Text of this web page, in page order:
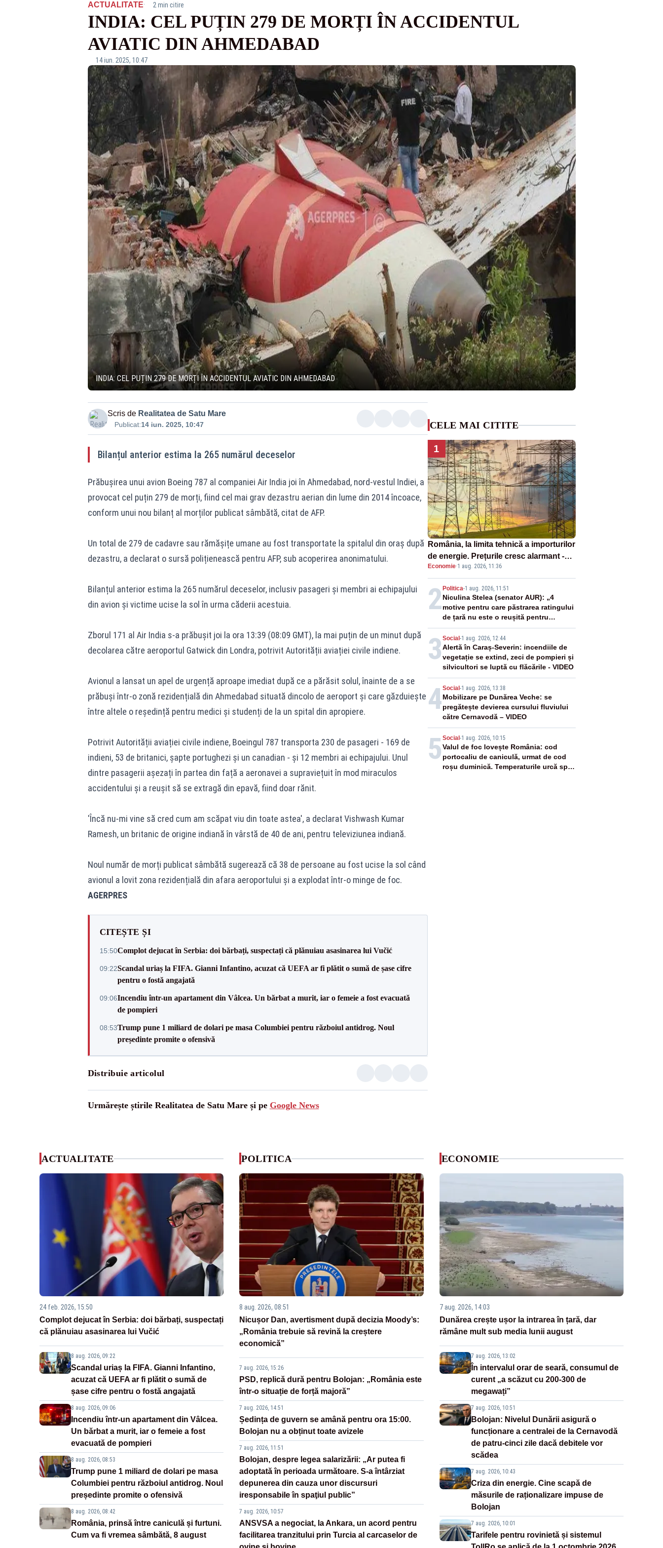
ACTUALITATE· 2 min citire
INDIA: CEL PUȚIN 279 DE MORȚI ÎN ACCIDENTUL
AVIATIC DIN AHMEDABAD
14 iun. 2025, 10:47
INDIA: CEL PUȚIN 279 DE MORȚI ÎN ACCIDENTUL AVIATIC DIN AHMEDABAD
Scris de Realitatea de Satu Mare
Publicat:14 iun. 2025, 10:47
Bilanțul anterior estima la 265 numărul deceselor
Prăbușirea unui avion Boeing 787 al companiei Air India joi în Ahmedabad, nord-vestul Indiei, a
provocat cel puțin 279 de morți, fiind cel mai grav dezastru aerian din lume din 2014 încoace,
conform unui nou bilanț al morților publicat sâmbătă, citat de AFP.
Un total de 279 de cadavre sau rămășițe umane au fost transportate la spitalul din oraș după
dezastru, a declarat o sursă polițienească pentru AFP, sub acoperirea anonimatului.
Bilanțul anterior estima la 265 numărul deceselor, inclusiv pasageri și membri ai echipajului
din avion și victime ucise la sol în urma căderii acestuia.
Zborul 171 al Air India s-a prăbușit joi la ora 13:39 (08:09 GMT), la mai puțin de un minut după
decolarea către aeroportul Gatwick din Londra, potrivit Autorității aviației civile indiene.
Avionul a lansat un apel de urgență aproape imediat după ce a părăsit solul, înainte de a se
prăbuși într-o zonă rezidențială din Ahmedabad situată dincolo de aeroport și care găzduiește
între altele o reședință pentru medici și studenți de la un spital din apropiere.
Potrivit Autorității aviației civile indiene, Boeingul 787 transporta 230 de pasageri - 169 de
indieni, 53 de britanici, șapte portughezi și un canadian - și 12 membri ai echipajului. Unul
dintre pasagerii așezați în partea din față a aeronavei a supraviețuit în mod miraculos
accidentului și a reușit să se extragă din epavă, fiind doar rănit.
'Încă nu-mi vine să cred cum am scăpat viu din toate astea', a declarat Vishwash Kumar
Ramesh, un britanic de origine indiană în vârstă de 40 de ani, pentru televiziunea indiană.
Noul număr de morți publicat sâmbătă sugerează că 38 de persoane au fost ucise la sol când
avionul a lovit zona rezidențială din afara aeroportului și a explodat într-o minge de foc.
AGERPRES
CITEȘTE ȘI
15:50Complot dejucat în Serbia: doi bărbați, suspectați că plănuiau asasinarea lui Vučić
09:22Scandal uriaș la FIFA. Gianni Infantino, acuzat că UEFA ar fi plătit o sumă de șase cifre
pentru o fostă angajată
09:06Incendiu într-un apartament din Vâlcea. Un bărbat a murit, iar o femeie a fost evacuată
de pompieri
08:53Trump pune 1 miliard de dolari pe masa Columbiei pentru războiul antidrog. Noul
președinte promite o ofensivă
Distribuie articolul
Urmărește știrile Realitatea de Satu Mare și pe Google News
CELE MAI CITITE
1
România, la limita tehnică a importurilor
de energie. Prețurile cresc alarmant -
Analiză Realitatea Plus
Economie·1 aug. 2026, 11:36
2 Politica-1 aug. 2026, 11:51
Niculina Stelea (senator AUR): „4
motive pentru care păstrarea ratingului
de țară nu este o reușită pentru
Guvernul Bolojan”
3 Social -1 aug. 2026, 12:44
Alertă în Caraș-Severin: incendiile de
vegetație se extind, zeci de pompieri și
silvicultori se luptă cu flăcările - VIDEO
4Social -1 aug. 2026, 13:38
Mobilizare pe Dunărea Veche: se
pregătește devierea cursului fluviului
către Cernavodă – VIDEO
5 Social -1 aug. 2026, 10:15
Valul de foc lovește România: cod
portocaliu de caniculă, urmat de cod
roșu duminică. Temperaturile urcă spre
ACTUALITATE
24 feb. 2026, 15:50
Complot dejucat în Serbia: doi bărbați, suspectați
că plănuiau asasinarea lui Vučić
8 aug. 2026, 09:22
Scandal uriaș la FIFA. Gianni Infantino,
acuzat că UEFA ar fi plătit o sumă de
șase cifre pentru o fostă angajată
8 aug. 2026, 09:06
Incendiu într-un apartament din Vâlcea.
Un bărbat a murit, iar o femeie a fost
evacuată de pompieri
8 aug. 2026, 08:53
Trump pune 1 miliard de dolari pe masa
Columbiei pentru războiul antidrog. Noul
președinte promite o ofensivă
8 aug. 2026, 08:42
România, prinsă între caniculă și furtuni.
Cum va fi vremea sâmbătă, 8 august
POLITICA
8 aug. 2026, 08:51
Nicușor Dan, avertisment după decizia Moody’s:
„România trebuie să revină la creștere
economică”
7 aug. 2026, 15:26
PSD, replică dură pentru Bolojan: „România este
într-o situație de forță majoră”
7 aug. 2026, 14:51
Ședința de guvern se amână pentru ora 15:00.
Bolojan nu a obținut toate avizele
7 aug. 2026, 11:51
Bolojan, despre legea salarizării: „Ar putea fi
adoptată în perioada următoare. S-a întârziat
depunerea din cauza unor discursuri
iresponsabile în spaţiul public”
7 aug. 2026, 10:57
ANSVSA a negociat, la Ankara, un acord pentru
facilitarea tranzitului prin Turcia al carcaselor de
ECONOMIE
7 aug. 2026, 14:03
Dunărea crește ușor la intrarea în țară, dar
rămâne mult sub media lunii august
7 aug. 2026, 13:02
În intervalul orar de seară, consumul de
curent „a scăzut cu 200-300 de
megawați”
7 aug. 2026, 10:51
Bolojan: Nivelul Dunării asigură o
funcționare a centralei de la Cernavodă
de patru-cinci zile dacă debitele vor
scădea
7 aug. 2026, 10:43
Criza din energie. Cine scapă de
măsurile de raționalizare impuse de
Bolojan
7 aug. 2026, 10:01
Tarifele pentru rovinietă și sistemul